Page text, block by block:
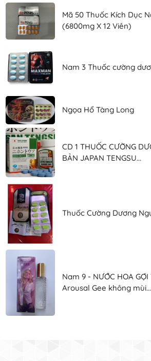
Mã 50 Thuốc Kích Dục
(6800mg X 12 Viên)
Nam 3 Thuốc cường
Ngọa Hổ Tàng Long
CD 1 THUỐC CƯỜNG
BẢN JAPAN TENGSU...
Thuốc Cường Dương
Nam 9 - NƯỚC HOA
Arousal Gee không mùi...